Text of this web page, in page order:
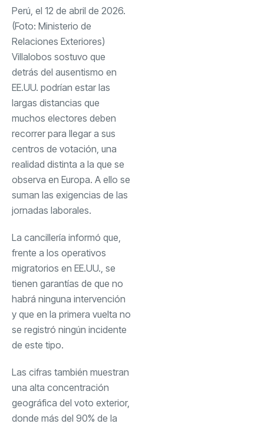
Perú, el 12 de abril de 2026.
(Foto: Ministerio de
Relaciones Exteriores)
Villalobos sostuvo que
detrás del ausentismo en
EE.UU. podrían estar las
largas distancias que
muchos electores deben
recorrer para llegar a sus
centros de votación, una
realidad distinta a la que se
observa en Europa. A ello se
suman las exigencias de las
jornadas laborales.
La cancillería informó que,
frente a los operativos
migratorios en EE.UU., se
tienen garantías de que no
habrá ninguna intervención
y que en la primera vuelta no
se registró ningún incidente
de este tipo.
Las cifras también muestran
una alta concentración
geográfica del voto exterior,
donde más del 90% de la